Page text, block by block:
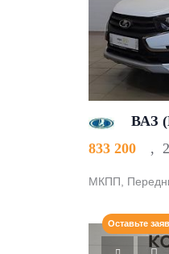
ВАЗ
833 200
,
МКПП,
Оставьте